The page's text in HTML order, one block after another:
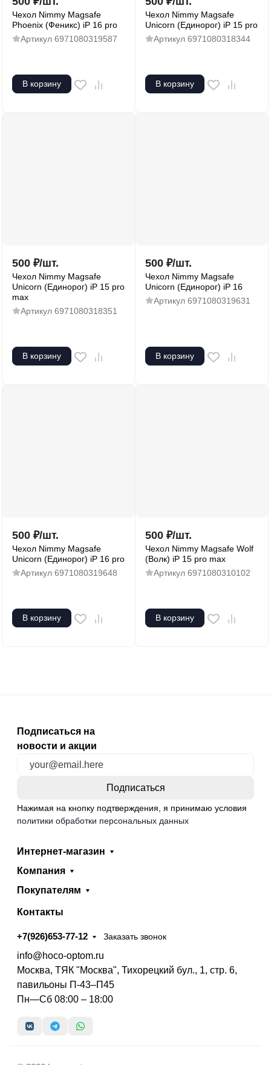
Чехол Nimmy Magsafe
Phoenix (Феникс) iP 16 pro
Артикул 6971080319587
В корзину
Чехол Nimmy Magsafe
Unicorn (Единорог) iP 15 pro
Артикул 6971080318344
В корзину
500 ₽/шт.
Чехол Nimmy Magsafe
Unicorn (Единорог) iP 15 pro
max
Артикул 6971080318351
В корзину
500 ₽/шт.
Чехол Nimmy Magsafe
Unicorn (Единорог) iP 16
Артикул 6971080319631
В корзину
500 ₽/шт.
Чехол Nimmy Magsafe
Unicorn (Единорог) iP 16 pro
Артикул 6971080319648
В корзину
500 ₽/шт.
Чехол Nimmy Magsafe Wolf
(Волк) iP 15 pro max
Артикул 6971080310102
В корзину
Подписаться на
новости и акции
Нажимая на кнопку подтверждения, я принимаю условия
политики обработки персональных данных
Интернет-магазин
Компания
Покупателям
Контакты
+7(926)653-77-12 Заказать звонок
info@hoco-optom.ru
Москва, ТЯК "Москва", Тихорецкий бул., 1, стр. 6,
павильоны П-43–П45
Пн—Сб 08:00 – 18:00